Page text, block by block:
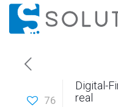
76
Digital-
real